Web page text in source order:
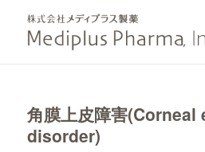
角膜上皮障害
disorder)